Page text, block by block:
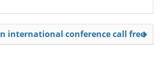
international conference call free?